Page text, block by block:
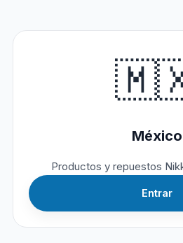
México
Productos y repuestos
Entrar